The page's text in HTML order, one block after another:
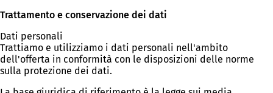
Trattamento e conservazione dei dati
Dati personali
Trattiamo e utilizziamo i dati personali nell'ambito
dell'offerta in conformità con le disposizioni delle norme
sulla protezione dei dati.